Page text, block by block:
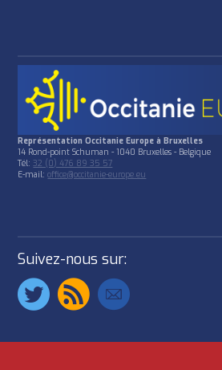
Représentation Occitanie Europe à Bruxelles
14 Rond-point Schuman - 1040 Bruxelles - Belgique
Tél:32 (0) 476 89 35 57
E-mail:office@occitanie-europe.eu
Suivez-nous sur: